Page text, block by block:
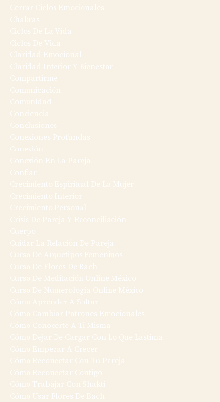
Cerrar Ciclos Emocionales
Chakras
Ciclos De La Vida
Ciclos De Vida
Claridad Emocional
Claridad Interior Y Bienestar
Compartirme
Comunicación
Comunidad
Conciencia
Conclusiones
Conexiones Profundas
Conexión
Conexión En La Pareja
Confiar
Crecimiento Espiritual De La Mujer
Crecimiento Interior
Crecimiento Personal
Crisis De Pareja Y Reconciliación
Cuerpo
Cuidar La Relación De Pareja
Curso De Arquetipos Femeninos
Curso De Flores De Bach
Curso De Meditación Online México
Curso De Numerología Online México
Cómo Aprender A Soltar
Cómo Cambiar Patrones Emocionales
Cómo Conocerte A Ti Misma
Cómo Dejar De Cargar Con Lo Que Lastima
Cómo Empezar A Crecer
Cómo Reconectar Con Tu Pareja
Cómo Reconectar Contigo
Cómo Trabajar Con Shakti
Cómo Usar Flores De Bach